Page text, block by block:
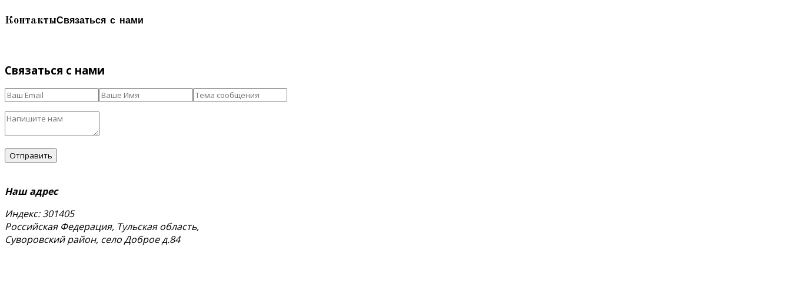
КонтактыСвязаться с нами
Связаться с нами
Наш адрес
Индекс: 301405
Российская Федерация, Тульская область,
Суворовский район, село Доброе д.84